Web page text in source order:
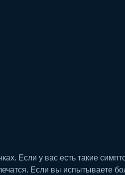
Если вы испытываете